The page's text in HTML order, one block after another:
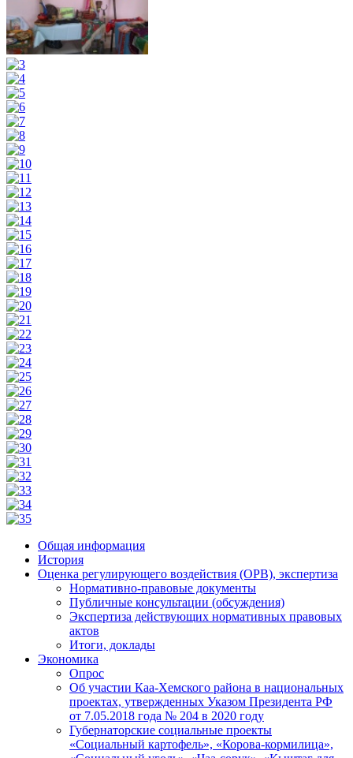
Общая информация
История
Оценка регулирующего воздействия (ОРВ), экспертиза
Нормативно-правовые документы
Публичные консультации (обсуждения)
Экспертиза действующих нормативных правовых
актов
Итоги, доклады
Экономика
Опрос
Об участии Каа-Хемского района в национальных
проектах, утвержденных Указом Президента РФ
от 7.05.2018 года № 204 в 2020 году
Губернаторские социальные проекты
«Социальный картофель», «Корова-кормилица»,